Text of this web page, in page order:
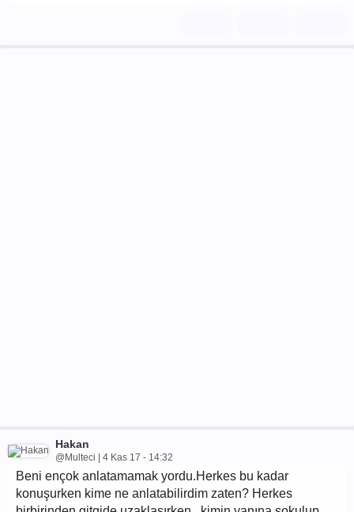
Hakan
@Multeci | 4 Kas 17 - 14:32
Beni ençok anlatamamak yordu.Herkes bu kadar
konuşurken kime ne anlatabilirdim zaten? Herkes